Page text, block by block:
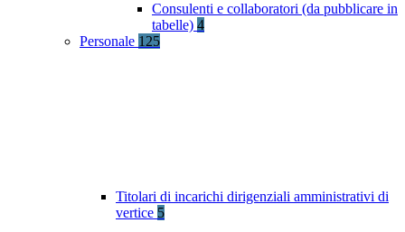
Consulenti e collaboratori (da pubblicare in
tabelle) 4
Personale 125
Titolari di incarichi dirigenziali amministrativi di
vertice 5